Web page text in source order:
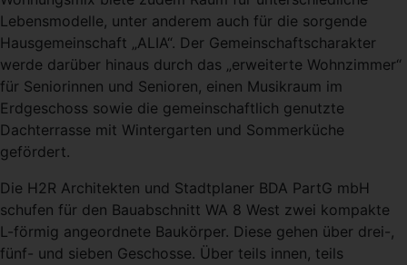
Lebensmodelle, unter anderem auch für die sorgende
Hausgemeinschaft „ALIA“. Der Gemeinschaftscharakter
werde darüber hinaus durch das „erweiterte Wohnzimmer“
für Seniorinnen und Senioren, einen Musikraum im
Erdgeschoss sowie die gemeinschaftlich genutzte
Dachterrasse mit Wintergarten und Sommerküche
gefördert.
Die H2R Architekten und Stadtplaner BDA PartG mbH
schufen für den Bauabschnitt WA 8 West zwei kompakte
L-förmig angeordnete Baukörper. Diese gehen über drei-,
fünf- und sieben Geschosse. Über teils innen, teils